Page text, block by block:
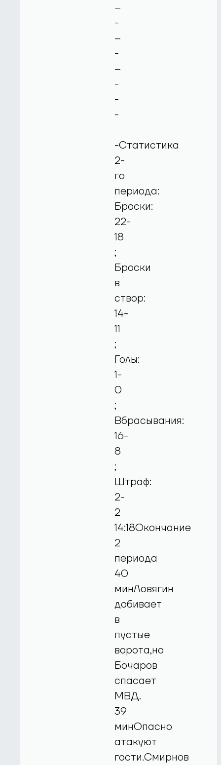
--
-
--
-
--
-
-
-
-Статистика
2-
го
периода:
Броски:
22-
18
;
Броски
в
створ:
14-
11
;
Голы:
1-
0
;
Вбрасывания:
16-
8
;
Штраф:
2-
2
14:18Окончание
2
периода
40
минЛовягин
добивает
в
пустые
ворота,но
Бочаров
спасает
МВД.
39
минОпасно
атакуют
гости.Смирнов